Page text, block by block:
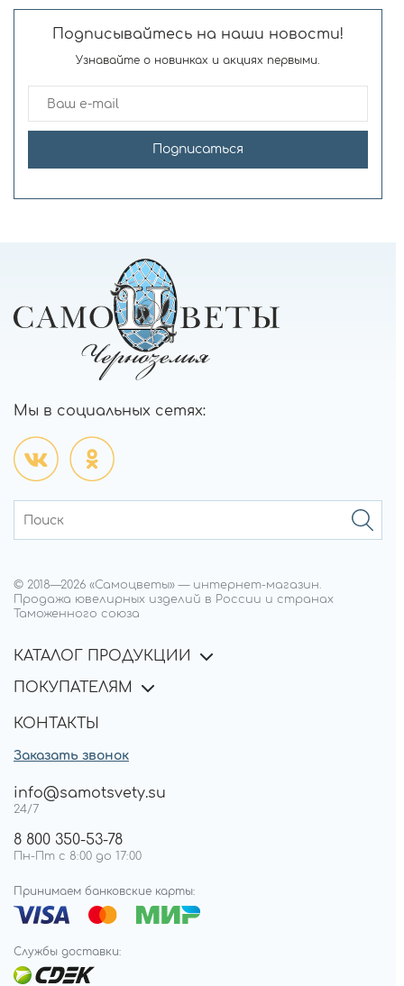
Подписывайтесь на наши новости!
Узнавайте о новинках и акциях первыми.
Подписаться
Мы в социальных сетях:
© 2018—2026 «Самоцветы» — интернет-магазин.
Продажа ювелирных изделий в России и странах
Таможенного союза
КАТАЛОГ ПРОДУКЦИИ
ПОКУПАТЕЛЯМ
КОНТАКТЫ
Заказать звонок
info@samotsvety.su
24/7
8 800 350-53-78
Пн-Пт с 8:00 до 17:00
Принимаем банковские карты:
Службы доставки: